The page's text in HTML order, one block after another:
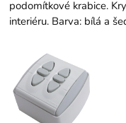
podomítkové krabice.
interiéru. Barva: bílá a